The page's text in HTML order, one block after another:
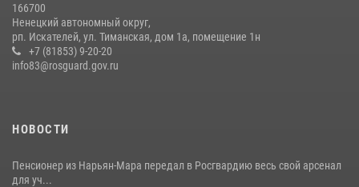
166700
Ненецкий автономный округ,
рп. Искателей, ул. Тиманская, дом 1а, помещение 1н
+7 (81853) 9-20-20
info83@rosguard.gov.ru
НОВОСТИ
Пенсионер из Нарьян-Мара передал в Росгвардию весь свой арсенал
для уч...